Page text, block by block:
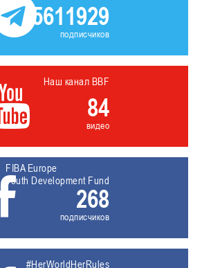
5611929
подписчиков
Наш канал BBF
84
видео
FIBA Europe
Youth Development Fund
268
подписчиков
#HerWorldHerRules